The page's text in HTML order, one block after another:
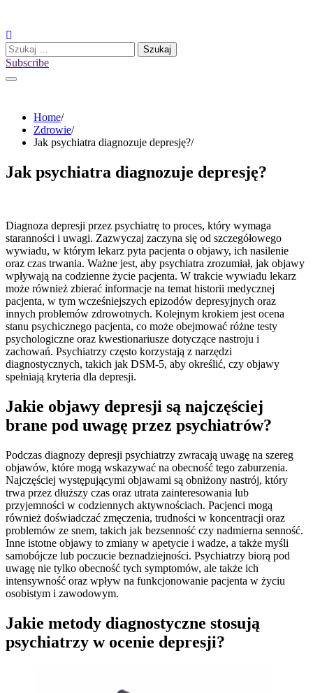
content
Szukaj:
Subscribe
Home
Zdrowie
Jak psychiatra diagnozuje depresję?
Jak psychiatra diagnozuje depresję?
Diagnoza depresji przez psychiatrę to proces, który wymaga
staranności i uwagi. Zazwyczaj zaczyna się od szczegółowego
wywiadu, w którym lekarz pyta pacjenta o objawy, ich nasilenie
oraz czas trwania. Ważne jest, aby psychiatra zrozumiał, jak objawy
wpływają na codzienne życie pacjenta. W trakcie wywiadu lekarz
może również zbierać informacje na temat historii medycznej
pacjenta, w tym wcześniejszych epizodów depresyjnych oraz
innych problemów zdrowotnych. Kolejnym krokiem jest ocena
stanu psychicznego pacjenta, co może obejmować różne testy
psychologiczne oraz kwestionariusze dotyczące nastroju i
zachowań. Psychiatrzy często korzystają z narzędzi
diagnostycznych, takich jak DSM-5, aby określić, czy objawy
spełniają kryteria dla depresji.
Jakie objawy depresji są najczęściej
brane pod uwagę przez psychiatrów?
Podczas diagnozy depresji psychiatrzy zwracają uwagę na szereg
objawów, które mogą wskazywać na obecność tego zaburzenia.
Najczęściej występującymi objawami są obniżony nastrój, który
trwa przez dłuższy czas oraz utrata zainteresowania lub
przyjemności w codziennych aktywnościach. Pacjenci mogą
również doświadczać zmęczenia, trudności w koncentracji oraz
problemów ze snem, takich jak bezsenność czy nadmierna senność.
Inne istotne objawy to zmiany w apetycie i wadze, a także myśli
samobójcze lub poczucie beznadziejności. Psychiatrzy biorą pod
uwagę nie tylko obecność tych symptomów, ale także ich
intensywność oraz wpływ na funkcjonowanie pacjenta w życiu
osobistym i zawodowym.
Jakie metody diagnostyczne stosują
psychiatrzy w ocenie depresji?